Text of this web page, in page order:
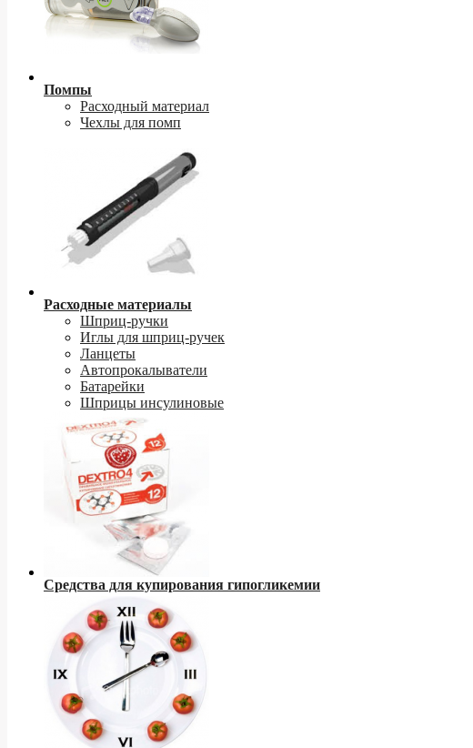
Помпы
Расходный материал
Чехлы для помп
Расходные материалы
Шприц-ручки
Иглы для шприц-ручек
Ланцеты
Автопрокалыватели
Батарейки
Шприцы инсулиновые
Средства для купирования гипогликемии